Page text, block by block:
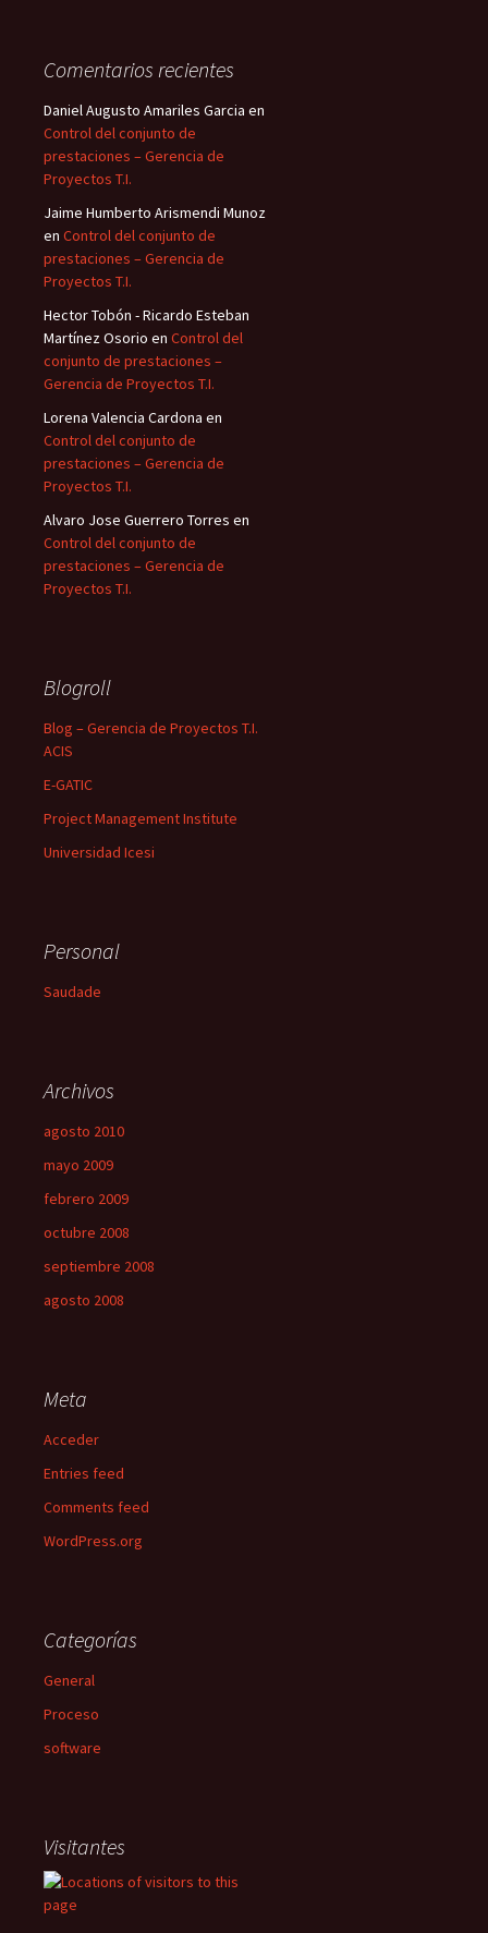
Comentarios recientes
Daniel Augusto Amariles Garcia en
Control del conjunto de
prestaciones – Gerencia de
Proyectos T.I.
Jaime Humberto Arismendi Munoz
en Control del conjunto de
prestaciones – Gerencia de
Proyectos T.I.
Hector Tobón - Ricardo Esteban
Martínez Osorio en Control del
conjunto de prestaciones –
Gerencia de Proyectos T.I.
Lorena Valencia Cardona en
Control del conjunto de
prestaciones – Gerencia de
Proyectos T.I.
Alvaro Jose Guerrero Torres en
Control del conjunto de
prestaciones – Gerencia de
Proyectos T.I.
Blogroll
Blog – Gerencia de Proyectos T.I.
ACIS
E-GATIC
Project Management Institute
Universidad Icesi
Personal
Saudade
Archivos
agosto 2010
mayo 2009
febrero 2009
octubre 2008
septiembre 2008
agosto 2008
Meta
Acceder
Entries feed
Comments feed
WordPress.org
Categorías
General
Proceso
software
Visitantes